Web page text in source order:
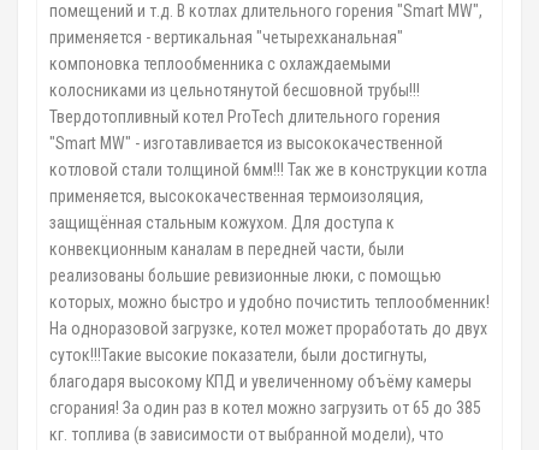
помещений и т.д. В котлах длительного горения "Smart MW",
применяется - вертикальная "четырехканальная"
компоновка теплообменника с охлаждаемыми
колосниками из цельнотянутой бесшовной трубы!!!
Твердотопливный котел ProTech длительного горения
"Smart MW" - изготавливается из высококачественной
котловой стали толщиной 6мм!!! Так же в конструкции котла
применяется, высококачественная термоизоляция,
защищённая стальным кожухом. Для доступа к
конвекционным каналам в передней части, были
реализованы большие ревизионные люки, с помощью
которых, можно быстро и удобно почистить теплообменник!
На одноразовой загрузке, котел может проработать до двух
суток!!!Такие высокие показатели, были достигнуты,
благодаря высокому КПД и увеличенному объёму камеры
сгорания! За один раз в котел можно загрузить от 65 до 385
кг. топлива (в зависимости от выбранной модели), что